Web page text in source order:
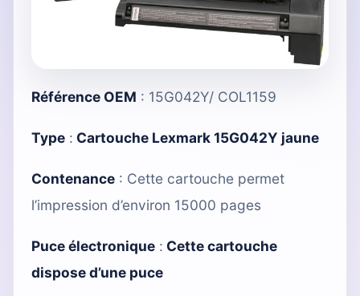
Référence OEM : 15G042Y/ COL1159
Type : Cartouche Lexmark 15G042Y jaune
Contenance : Cette cartouche permet
l’impression d’environ 15000 pages
Puce électronique : Cette cartouche
dispose d’une puce